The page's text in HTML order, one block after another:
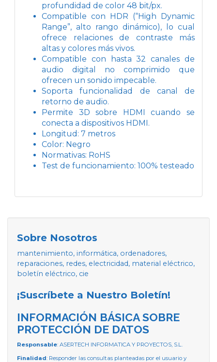
profundidad de color 48 bit/px.
Compatible con HDR (“High Dynamic
Range”, alto rango dinámico), lo cual
ofrece relaciones de contraste más
altas y colores más vivos.
Compatible con hasta 32 canales de
audio digital no comprimido que
ofrecen un sonido impecable.
Soporta funcionalidad de canal de
retorno de audio.
Permite 3D sobre HDMI cuando se
conecta a dispositivos HDMI.
Longitud: 7 metros
Color: Negro
Normativas: RoHS
Test de funcionamiento: 100% testeado
Sobre Nosotros
mantenimiento, informática, ordenadores,
reparaciones, redes, electricidad, material eléctrico,
boletín eléctrico, cie
¡Suscríbete a Nuestro Boletín!
INFORMACIÓN BÁSICA SOBRE
PROTECCIÓN DE DATOS
Responsable: ASERTECH INFORMATICA Y PROYECTOS, S.L.
Finalidad: Responder las consultas planteadas por el usuario y